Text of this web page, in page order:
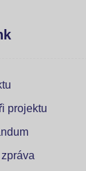
projektu